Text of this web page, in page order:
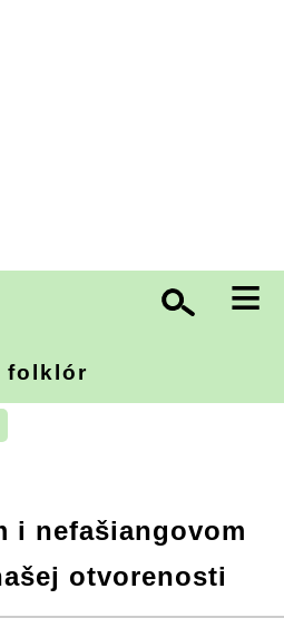
≡
folklór
i nefašiangovom
otvorenosti